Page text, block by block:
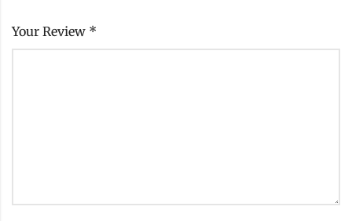
Your Review *